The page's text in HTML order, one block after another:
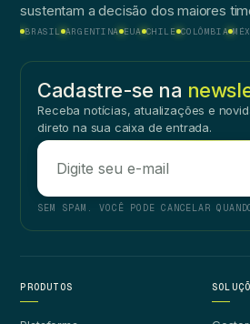
sustentam a decisão dos maiores
BRASIL ARGENTINA EUA CHILE COLÔMBIA
Cadastre-se na
Receba notícias, atualizações e
direto na sua caixa de entrada.
SEM SPAM. VOCÊ PODE CANCELAR
PRODUTOS